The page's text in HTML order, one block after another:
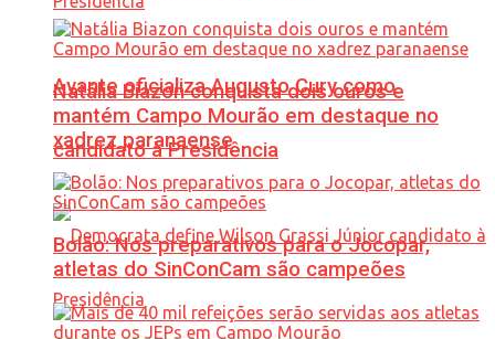
Avante oficializa Augusto Cury como
candidato à Presidência
Natália Biazon conquista dois ouros e
mantém Campo Mourão em destaque no
xadrez paranaense
Bolão: Nos preparativos para o Jocopar,
atletas do SinConCam são campeões